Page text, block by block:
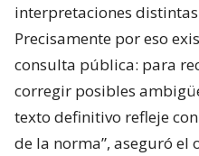
interpretaciones
Precisamente por eso
consulta pública: para
corregir posibles
texto definitivo refleje
de la norma”, aseguró el